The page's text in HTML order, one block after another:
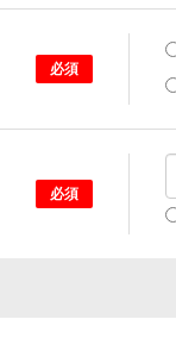
必須
必須